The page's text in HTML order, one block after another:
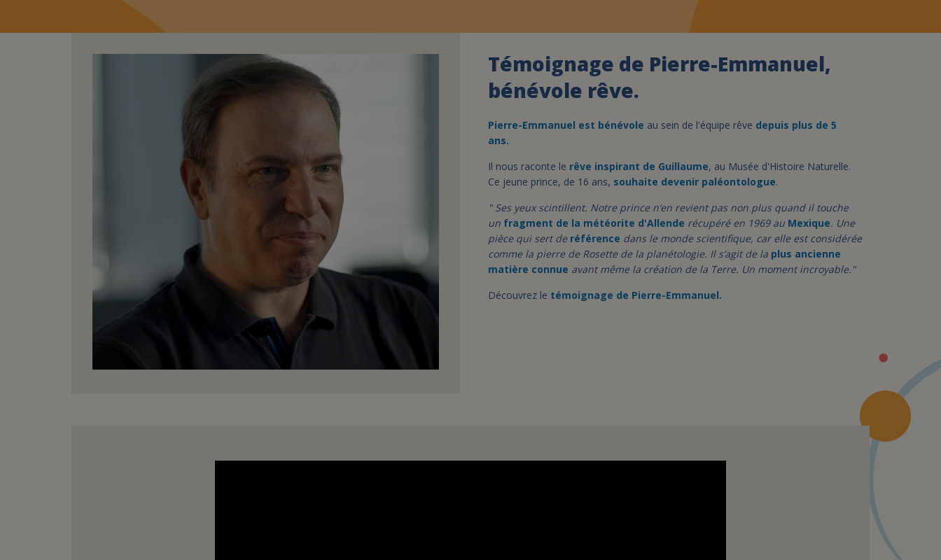
Témoignage de Pierre-Emmanuel,
bénévole rêve.
Pierre-Emmanuel est bénévole au sein de l'équipe rêve depuis plus de 5
ans.
Il nous raconte le rêve inspirant de Guillaume, au Musée d'Histoire Naturelle.
Ce jeune prince, de 16 ans, souhaite devenir paléontologue.
" Ses yeux scintillent. Notre prince n’en revient pas non plus quand il touche
un fragment de la météorite d'Allende récupéré en 1969 au Mexique. Une
pièce qui sert de référence dans le monde scientifique, car elle est considérée
comme la pierre de Rosette de la planétologie. Il s’agit de la plus ancienne
matière connue avant même la création de la Terre. Un moment incroyable."
Découvrez le témoignage de Pierre-Emmanuel.